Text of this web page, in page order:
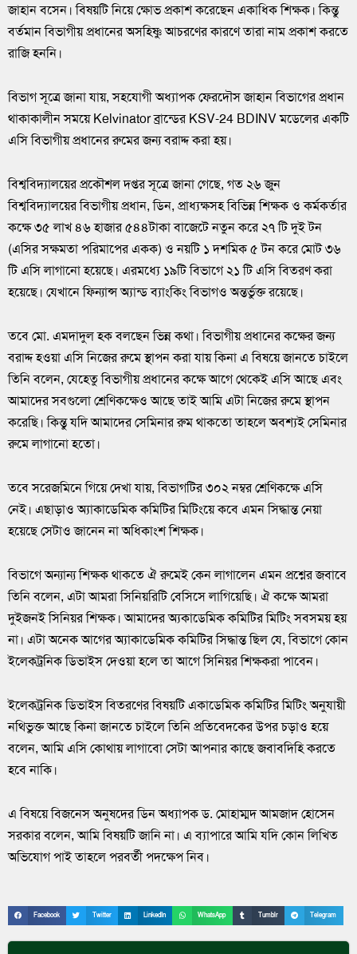
জাহান বসেন। বিষয়টি নিয়ে ক্ষোভ প্রকাশ করেছেন একাধিক শিক্ষক। কিন্তু
বর্তমান বিভাগীয় প্রধানের অসহিষ্ণু আচরণের কারণে তারা নাম প্রকাশ করতে
রাজি হননি।
বিভাগ সূত্রে জানা যায়, সহযোগী অধ্যাপক ফেরদৌস জাহান বিভাগের প্রধান
থাকাকালীন সময়ে Kelvinator ব্রান্ডের KSV-24 BDINV মডেলের একটি
এসি বিভাগীয় প্রধানের রুমের জন্য বরাদ্দ করা হয়।
বিশ্ববিদ্যালয়ের প্রকৌশল দপ্তর সূত্রে জানা গেছে, গত ২৬ জুন
বিশ্ববিদ্যালয়ের বিভাগীয় প্রধান, ডিন, প্রাধ্যক্ষসহ বিভিন্ন শিক্ষক ও কর্মকর্তার
কক্ষে ৩৫ লাখ ৪৬ হাজার ৫৪৪টাকা বাজেটে নতুন করে ২৭ টি দুই টন
(এসির সক্ষমতা পরিমাপের একক) ও নয়টি ১ দশমিক ৫ টন করে মোট ৩৬
টি এসি লাগানো হয়েছে। এরমধ্যে ১৯টি বিভাগে ২১ টি এসি বিতরণ করা
হয়েছে। যেখানে ফিন্যান্স অ্যান্ড ব্যাংকিং বিভাগও অন্তর্ভুক্ত রয়েছে।
তবে মো. এমদাদুল হক বলছেন ভিন্ন কথা। বিভাগীয় প্রধানের কক্ষের জন্য
বরাদ্দ হওয়া এসি নিজের রুমে স্থাপন করা যায় কিনা এ বিষয়ে জানতে চাইলে
তিনি বলেন, যেহেতু বিভাগীয় প্রধানের কক্ষে আগে থেকেই এসি আছে এবং
আমাদের সবগুলো শ্রেণিকক্ষেও আছে তাই আমি এটা নিজের রুমে স্থাপন
করেছি। কিন্তু যদি আমাদের সেমিনার রুম থাকতো তাহলে অবশ্যই সেমিনার
রুমে লাগানো হতো।
তবে সরেজমিনে গিয়ে দেখা যায়, বিভাগটির ৩০২ নম্বর শ্রেণিকক্ষে এসি
নেই। এছাড়াও অ্যাকাডেমিক কমিটির মিটিংয়ে কবে এমন সিদ্ধান্ত নেয়া
হয়েছে সেটাও জানেন না অধিকাংশ শিক্ষক।
বিভাগে অন্যান্য শিক্ষক থাকতে ঐ রুমেই কেন লাগালেন এমন প্রশ্নের জবাবে
তিনি বলেন, এটা আমরা সিনিয়রিটি বেসিসে লাগিয়েছি। ঐ কক্ষে আমরা
দুইজনই সিনিয়র শিক্ষক। আমাদের অ্যকাডেমিক কমিটির মিটিং সবসময় হয়
না। এটা অনেক আগের অ্যাকাডেমিক কমিটির সিদ্ধান্ত ছিল যে, বিভাগে কোন
ইলেকট্রনিক ডিভাইস দেওয়া হলে তা আগে সিনিয়র শিক্ষকরা পাবেন।
ইলেকট্রনিক ডিভাইস বিতরণের বিষয়টি একাডেমিক কমিটির মিটিং অনুযায়ী
নথিভুক্ত আছে কিনা জানতে চাইলে তিনি প্রতিবেদকের উপর চড়াও হয়ে
বলেন, আমি এসি কোথায় লাগাবো সেটা আপনার কাছে জবাবদিহি করতে
হবে নাকি।
এ বিষয়ে বিজনেস অনুষদের ডিন অধ্যাপক ড. মোহাম্মদ আমজাদ হোসেন
সরকার বলেন, আমি বিষয়টি জানি না। এ ব্যাপারে আমি যদি কোন লিখিত
অভিযোগ পাই তাহলে পরবর্তী পদক্ষেপ নিব।
Facebook Twitter LinkedIn WhatsApp Tumblr Telegram